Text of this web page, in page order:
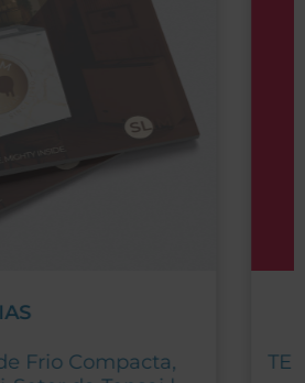
NOTÍCIAS
da LOTI, Produto do Ano